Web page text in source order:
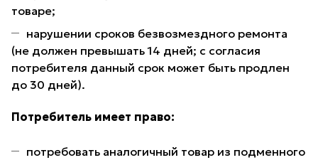
товаре;
нарушении сроков безвозмездного ремонта
(не должен превышать 14 дней; с согласия
потребителя данный срок может быть продлен
до 30 дней).
Потребитель имеет право:
потребовать аналогичный товар из подменного